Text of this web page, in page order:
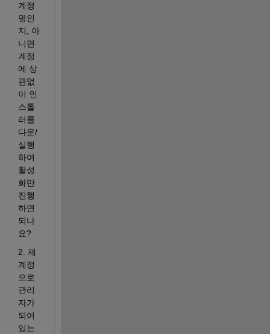
계정
명인
지, 아
니면
계정
에 상
관없
이 인
스톨
러를
다운/
실행
하여
활성
화만
진행
하면
되나
요?
2. 제
계정
으로
관리
자가
되어
있는